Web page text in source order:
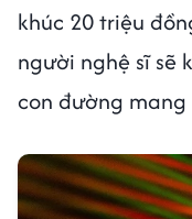
khúc 20 triệu
người nghệ sĩ sẽ
con đường